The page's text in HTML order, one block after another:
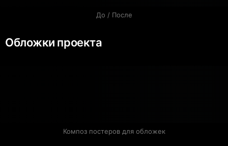
До / После
Обложки проекта
Композ постеров для обложек